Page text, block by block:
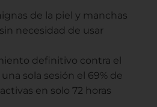
de la piel y manchas
necesidad de usar
definitivo contra el
sola sesión el 69% de
en solo 72 horas